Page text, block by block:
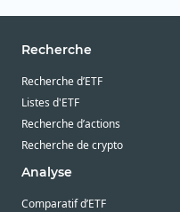
Recherche
Recherche d’ETF
Listes d'ETF
Recherche d’actions
Recherche de crypto
Analyse
Comparatif d’ETF